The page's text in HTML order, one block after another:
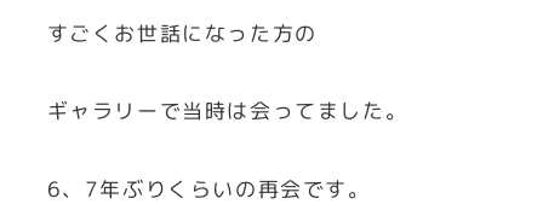
すごくお世話になった方の
ギャラリーで当時は会ってました。
6、7年ぶりくらいの再会です。